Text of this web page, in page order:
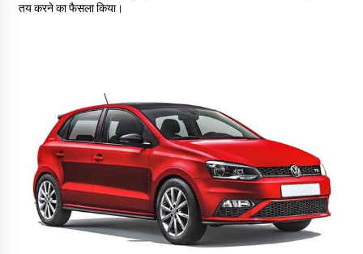
तय करने का फैसला किया।